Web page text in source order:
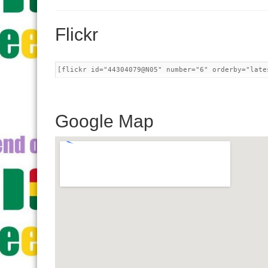
Flickr
[flickr id="44304079@N05" number="6"
Google Map